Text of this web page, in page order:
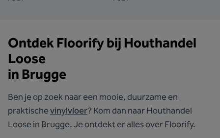
Ontdek Floorify bij Houthandel
Loose
in Brugge
Ben je op zoek naar een mooie, duurzame en
praktischevinylvloer? Kom dan naar Houthandel
Loose in Brugge. Je ontdekt er alles over Floorify.